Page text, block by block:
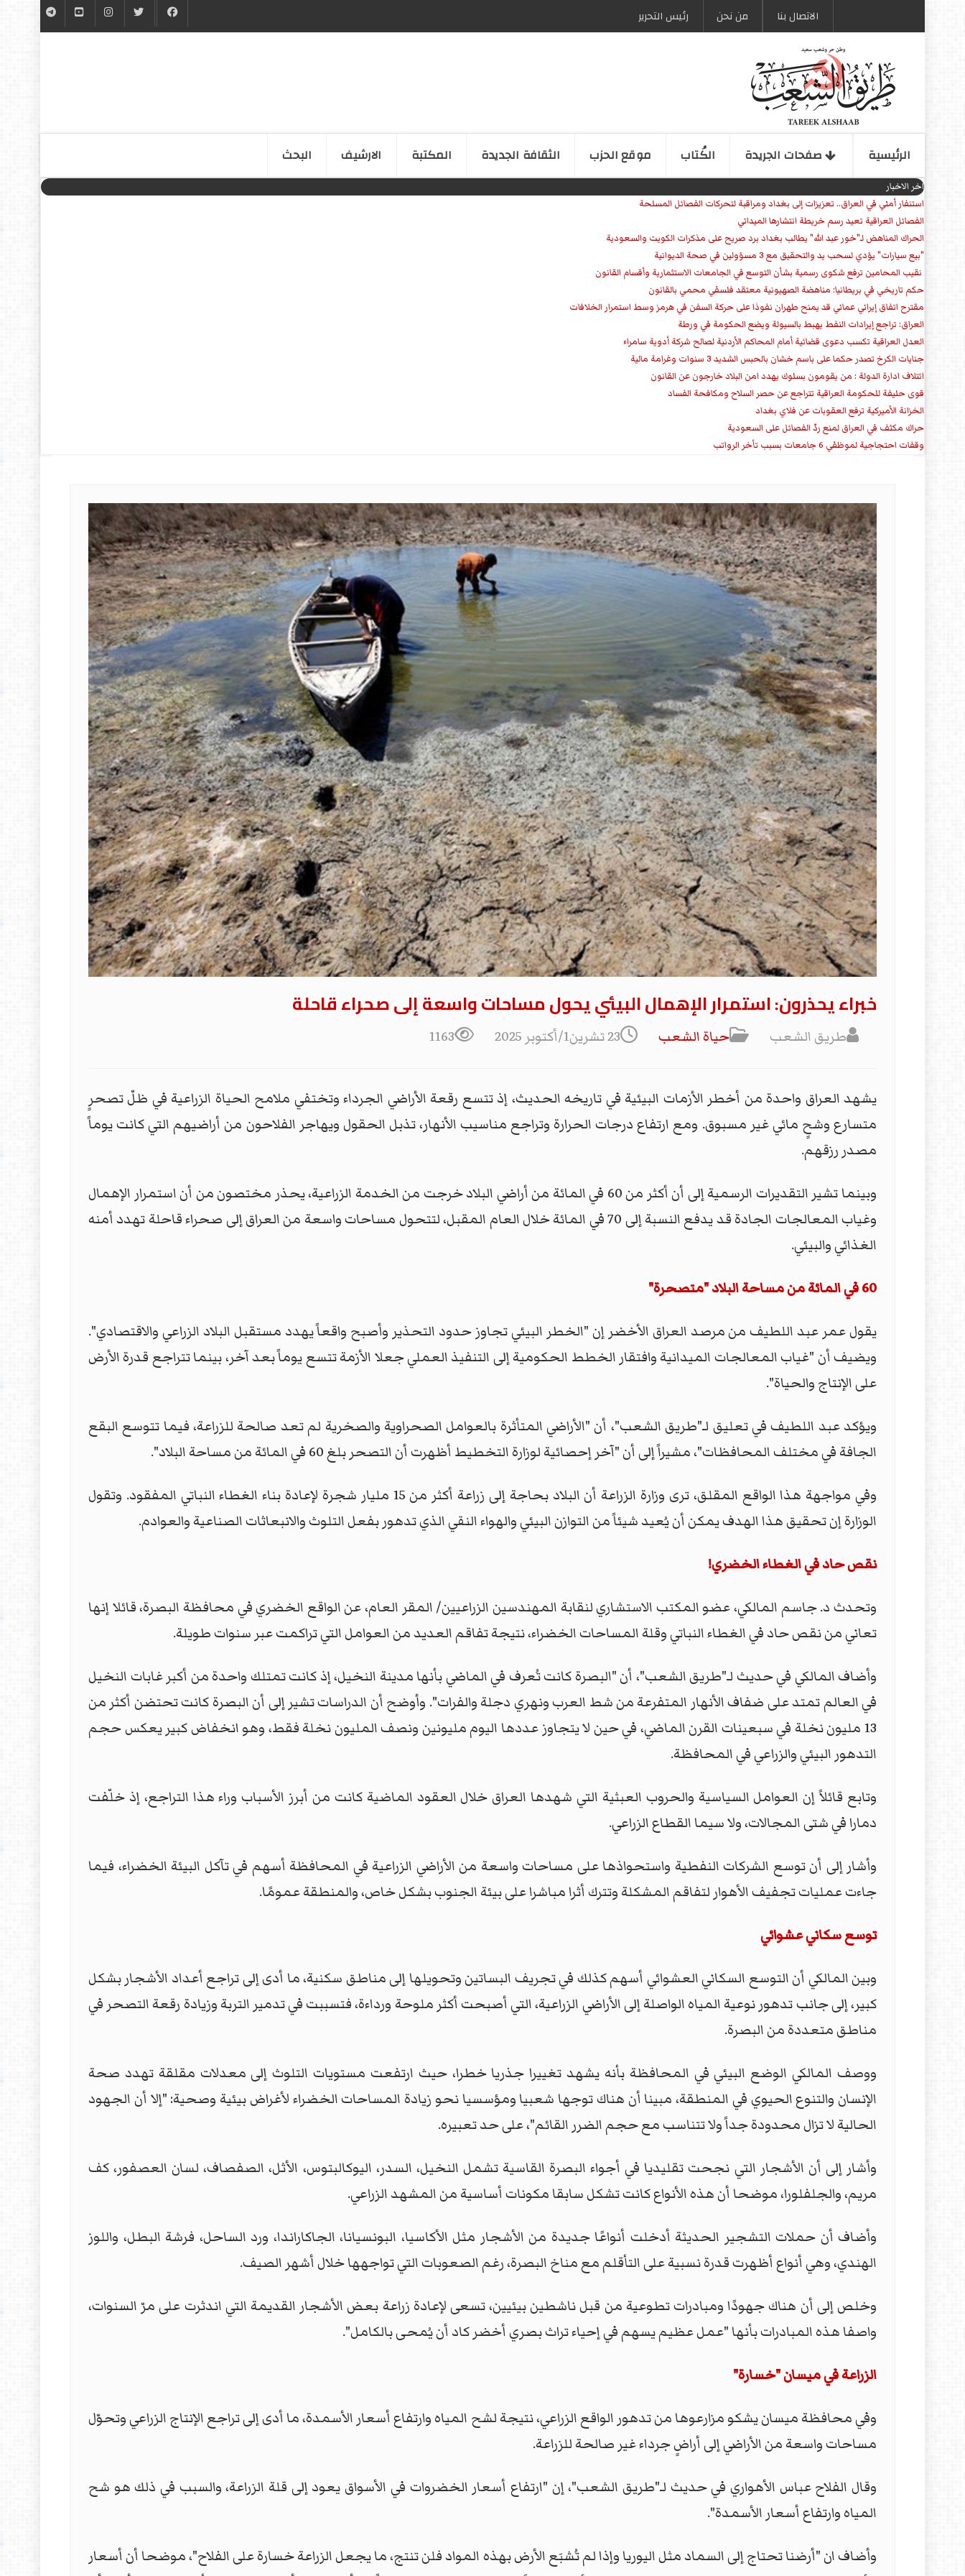
الاتصال بنا من نحن رئیس التحریر
الرئیسیة صفحات الجریدة الكُتاب موقع الحزب الثقافة الجدیدة المكتبة الارشیف البحث
اخر الاخبار
استنفار أمني في العراق.. تعزيزات إلى بغداد ومراقبة لتحركات الفصائل المسلحة
الفصائل العراقية تعيد رسم خريطة انتشارها الميداني
الحراك المناهض لـ"خور عبد الله" يطالب بغداد برد صريح على مذكرات الكويت والسعودية
"بيع سيارات" يؤدي لسحب يد والتحقيق مع 3 مسؤولين في صحة الديوانية
‏ نقيب المحامين ترفع شكوى رسمية بشأن التوسع في الجامعات الاستثمارية وأقسام القانون
حكم تاريخي في بريطانيا: مناهضة الصهيونية معتقد فلسفي محمي بالقانون
مقترح اتفاق إيراني عماني قد يمنح طهران نفوذا على حركة السفن في هرمز وسط استمرار الخلافات
العراق: تراجع إيرادات النفط يهبط بالسيولة ويضع الحكومة في ورطة
العدل العراقية تكسب دعوى قضائية أمام المحاكم الأردنية لصالح شركة أدوية سامراء
جنايات الكرخ تصدر حكما على باسم خشان بالحبس الشديد 3 سنوات وغرامة مالية
ائتلاف ادارة الدولة : من يقومون بسلوك يهدد امن البلاد خارجون عن القانون
قوى حليفة للحكومة العراقية تتراجع عن حصر السلاح ومكافحة الفساد
الخزانة الأميركية ترفع العقوبات عن فلاي بغداد
حراك مكثف في العراق لمنع ردّ الفصائل على السعودية
وقفات احتجاجية لموظفي 6 جامعات بسبب تأخر الرواتب
خبراء يحذرون: استمرار الإهمال البيئي يحول مساحات واسعة إلى صحراء قاحلة
طريق الشعب حياة الشعب 23 تشرين1/أكتوبر 2025 1163
يشهد العراق واحدة من أخطر الأزمات البيئية في تاريخه الحديث، إذ تتسع رقعة الأراضي الجرداء وتختفي ملامح الحياة الزراعية في ظلّ تصحرٍ
متسارع وشحٍ مائي غير مسبوق. ومع ارتفاع درجات الحرارة وتراجع مناسيب الأنهار، تذبل الحقول ويهاجر الفلاحون من أراضيهم التي كانت يوماً
مصدر رزقهم.
وبينما تشير التقديرات الرسمية إلى أن أكثر من 60 في المائة من أراضي البلاد خرجت من الخدمة الزراعية، يحذر مختصون من أن استمرار الإهمال
وغياب المعالجات الجادة قد يدفع النسبة إلى 70 في المائة خلال العام المقبل، لتتحول مساحات واسعة من العراق إلى صحراء قاحلة تهدد أمنه
الغذائي والبيئي.
60 في المائة من مساحة البلاد "متصحرة"
يقول عمر عبد اللطيف من مرصد العراق الأخضر إن "الخطر البيئي تجاوز حدود التحذير وأصبح واقعاً يهدد مستقبل البلاد الزراعي والاقتصادي".
ويضيف أن "غياب المعالجات الميدانية وافتقار الخطط الحكومية إلى التنفيذ العملي جعلا الأزمة تتسع يوماً بعد آخر، بينما تتراجع قدرة الأرض
على الإنتاج والحياة".
ويؤكد عبد اللطيف في تعليق لـ"طريق الشعب"، أن "الأراضي المتأثرة بالعوامل الصحراوية والصخرية لم تعد صالحة للزراعة، فيما تتوسع البقع
الجافة في مختلف المحافظات"، مشيراً إلى أن "آخر إحصائية لوزارة التخطيط أظهرت أن التصحر بلغ 60 في المائة من مساحة البلاد".
وفي مواجهة هذا الواقع المقلق، ترى وزارة الزراعة أن البلاد بحاجة إلى زراعة أكثر من 15 مليار شجرة لإعادة بناء الغطاء النباتي المفقود. وتقول
الوزارة إن تحقيق هذا الهدف يمكن أن يُعيد شيئاً من التوازن البيئي والهواء النقي الذي تدهور بفعل التلوث والانبعاثات الصناعية والعوادم.
نقص حاد في الغطاء الخضري!
وتحدث د. جاسم المالكي، عضو المكتب الاستشاري لنقابة المهندسين الزراعيين/ المقر العام، عن الواقع الخضري في محافظة البصرة، قائلا إنها
تعاني من نقص حاد في الغطاء النباتي وقلة المساحات الخضراء، نتيجة تفاقم العديد من العوامل التي تراكمت عبر سنوات طويلة.
وأضاف المالكي في حديث لـ"طريق الشعب"، أن "البصرة كانت تُعرف في الماضي بأنها مدينة النخيل، إذ كانت تمتلك واحدة من أكبر غابات النخيل
في العالم تمتد على ضفاف الأنهار المتفرعة من شط العرب ونهري دجلة والفرات". وأوضح أن الدراسات تشير إلى أن البصرة كانت تحتضن أكثر من
13 مليون نخلة في سبعينات القرن الماضي، في حين لا يتجاوز عددها اليوم مليونين ونصف المليون نخلة فقط، وهو انخفاض كبير يعكس حجم
التدهور البيئي والزراعي في المحافظة.
وتابع قائلاً إن العوامل السياسية والحروب العبثية التي شهدها العراق خلال العقود الماضية كانت من أبرز الأسباب وراء هذا التراجع، إذ خلّفت
دمارا في شتى المجالات، ولا سيما القطاع الزراعي.
وأشار إلى أن توسع الشركات النفطية واستحواذها على مساحات واسعة من الأراضي الزراعية في المحافظة أسهم في تآكل البيئة الخضراء، فيما
جاءت عمليات تجفيف الأهوار لتفاقم المشكلة وتترك أثرا مباشرا على بيئة الجنوب بشكل خاص، والمنطقة عمومًا.
توسع سكاني عشوائي
وبين المالكي أن التوسع السكاني العشوائي أسهم كذلك في تجريف البساتين وتحويلها إلى مناطق سكنية، ما أدى إلى تراجع أعداد الأشجار بشكل
كبير، إلى جانب تدهور نوعية المياه الواصلة إلى الأراضي الزراعية، التي أصبحت أكثر ملوحة ورداءة، فتسببت في تدمير التربة وزيادة رقعة التصحر في
مناطق متعددة من البصرة.
ووصف المالكي الوضع البيئي في المحافظة بأنه يشهد تغييرا جذريا خطرا، حيث ارتفعت مستويات التلوث إلى معدلات مقلقة تهدد صحة
الإنسان والتنوع الحيوي في المنطقة، مبينا أن هناك توجها شعبيا ومؤسسيا نحو زيادة المساحات الخضراء لأغراض بيئية وصحية: "إلا أن الجهود
الحالية لا تزال محدودة جداً ولا تتناسب مع حجم الضرر القائم"، على حد تعبيره.
وأشار إلى أن الأشجار التي نجحت تقليديا في أجواء البصرة القاسية تشمل النخيل، السدر، اليوكالبتوس، الأثل، الصفصاف، لسان العصفور، كف
مريم، والجلفلورا، موضحا أن هذه الأنواع كانت تشكل سابقا مكونات أساسية من المشهد الزراعي.
وأضاف أن حملات التشجير الحديثة أدخلت أنواعًا جديدة من الأشجار مثل الأكاسيا، البونسيانا، الجاكاراندا، ورد الساحل، فرشة البطل، واللوز
الهندي، وهي أنواع أظهرت قدرة نسبية على التأقلم مع مناخ البصرة، رغم الصعوبات التي تواجهها خلال أشهر الصيف.
وخلص إلى أن هناك جهودًا ومبادرات تطوعية من قبل ناشطين بيئيين، تسعى لإعادة زراعة بعض الأشجار القديمة التي اندثرت على مرّ السنوات،
واصفا هذه المبادرات بأنها "عمل عظيم يسهم في إحياء تراث بصري أخضر كاد أن يُمحى بالكامل".
الزراعة في ميسان "خسارة"
وفي محافظة ميسان يشكو مزارعوها من تدهور الواقع الزراعي، نتيجة لشح المياه وارتفاع أسعار الأسمدة، ما أدى إلى تراجع الإنتاج الزراعي وتحوّل
مساحات واسعة من الأراضي إلى أراضٍ جرداء غير صالحة للزراعة.
وقال الفلاح عباس الأهواري في حديث لـ"طريق الشعب"، إن "ارتفاع أسعار الخضروات في الأسواق يعود إلى قلة الزراعة، والسبب في ذلك هو شح
المياه وارتفاع أسعار الأسمدة".
وأضاف ان "أرضنا تحتاج إلى السماد مثل اليوريا وإذا لم تُشبَع الأرض بهذه المواد فلن تنتج، ما يجعل الزراعة خسارة على الفلاح"، موضحا أن أسعار